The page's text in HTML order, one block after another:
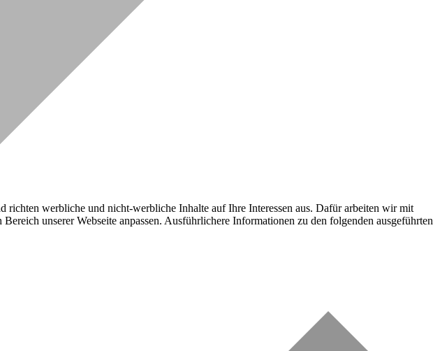
werbliche und nicht-werbliche Inhalte auf Ihre Interessen aus. Dafür arbeiten wir mit
unserer Webseite anpassen. Ausführlichere Informationen zu den folgenden ausgeführten